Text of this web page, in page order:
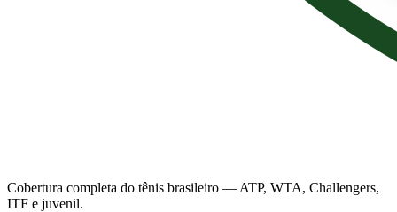
Cobertura completa do tênis brasileiro — ATP, WTA, Challengers,
ITF e juvenil.